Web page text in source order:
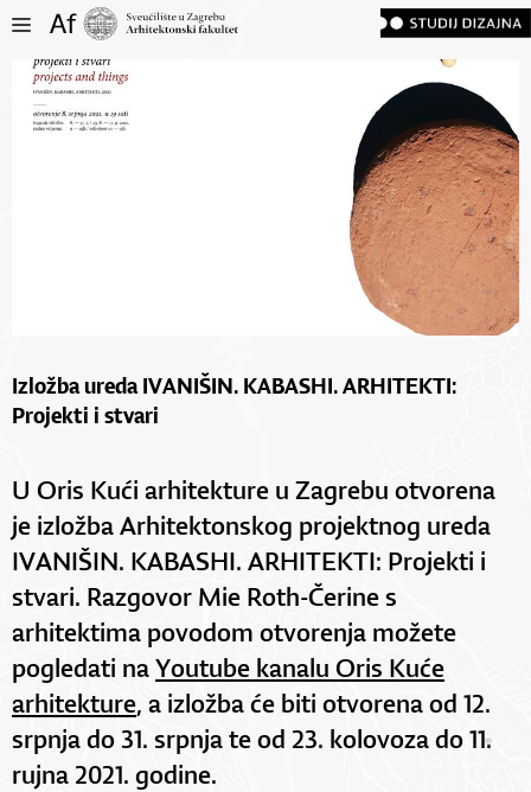
Izložba ureda IVANIŠIN. KABASHI. ARHITEKTI:
Projekti i stvari
U Oris Kući arhitekture u Zagrebu otvorena
je izložba Arhitektonskog projektnog ureda
IVANIŠIN. KABASHI. ARHITEKTI: Projekti i
stvari. Razgovor Mie Roth-Čerine s
arhitektima povodom otvorenja možete
pogledati naYoutube kanalu Oris Kuće
arhitekture, a izložba će biti otvorena od 12.
srpnja do 31. srpnja te od 23. kolovoza do 11.
rujna 2021. godine.